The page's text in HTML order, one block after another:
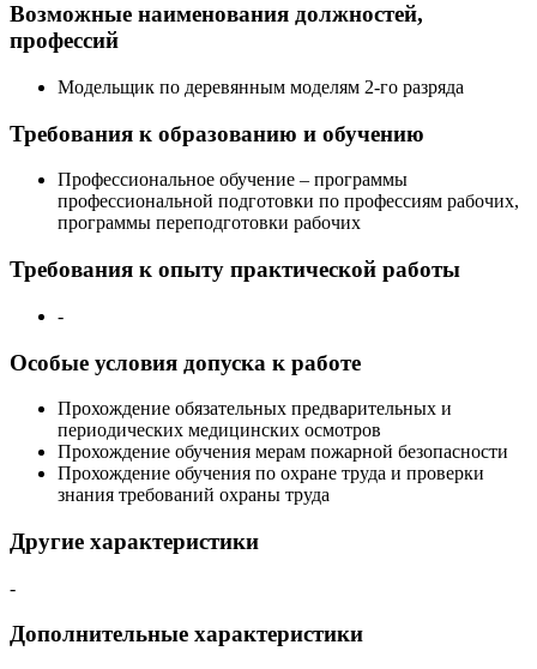
Возможные наименования должностей,
профессий
Модельщик по деревянным моделям 2-го разряда
Требования к образованию и обучению
Профессиональное обучение – программы
профессиональной подготовки по профессиям рабочих,
программы переподготовки рабочих
Требования к опыту практической работы
-
Особые условия допуска к работе
Прохождение обязательных предварительных и
периодических медицинских осмотров
Прохождение обучения мерам пожарной безопасности
Прохождение обучения по охране труда и проверки
знания требований охраны труда
Другие характеристики
-
Дополнительные характеристики